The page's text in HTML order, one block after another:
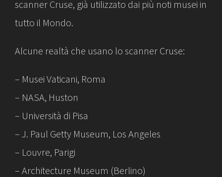
scanner Cruse, già utilizzato dai più noti musei in
tutto il Mondo.
Alcune realtà che usano lo scanner Cruse:
– Musei Vaticani, Roma
– NASA, Huston
– Università di Pisa
– J. Paul Getty Museum, Los Angeles
– Louvre, Parigi
– Architecture Museum (Berlino)